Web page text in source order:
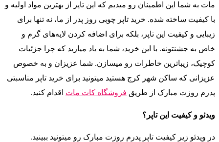
مات به شما این اطمینان رو میدیم که این تاپر از بهترین مواد اولیه و
با کیفیت ساخته شده. خرید تاپر چوبی روز پدر از ما، نه تنها برای
زیبایی و کیفیت این تاپر، بلکه برای اضافه کردن لایه‌های گرم و
خاص به جشنتونه. با این خرید، شما به یاد میارید که چرا جزئیات
کوچیک، زیباترین خاطرات رو میسازن. شما عزیزان و به خصوص
عزیزانی که ساکن شهر کرج هستید میتونید برای خرید تاپر مناسبتی
پدرم روزت مبارک از طریق فروشگاه کات مات اقدام کنید.
ویدئو و کیفیت این تاپر؟
در ویدئو زیر کیفیت تاپر پدرم روزت مبارک رو میتونید ببینید.